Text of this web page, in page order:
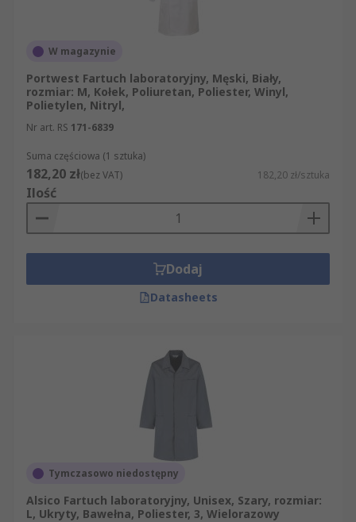
W magazynie
Portwest Fartuch laboratoryjny, Męski, Biały,
rozmiar: M, Kołek, Poliuretan, Poliester, Winyl,
Polietylen, Nitryl,
Nr art. RS 171-6839
Suma częściowa (1 sztuka)
182,20 zł(bez VAT) 182,20 zł/sztuka
Ilość
Dodaj
Datasheets
Tymczasowo niedostępny
Alsico Fartuch laboratoryjny, Unisex, Szary, rozmiar:
L, Ukryty, Bawełna, Poliester, 3, Wielorazowy